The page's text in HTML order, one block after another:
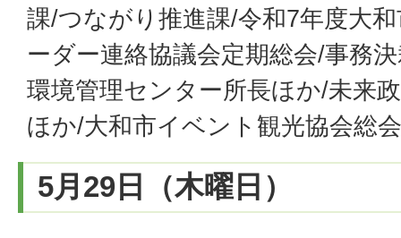
課/つながり推進課/令和7年度大
ーダー連絡協議会定期総会/事務
環境管理センター所長ほか/未来
ほか/大和市イベント観光協会総会
5月29日（木曜日）